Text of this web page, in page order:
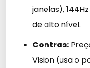
janelas),
de alto nível.
Contras:
Vision (usa o